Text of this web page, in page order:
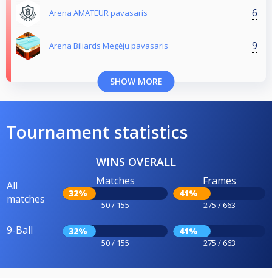
Arena AMATEUR pavasaris 6
Arena Biliards Megėjų pavasaris 9
SHOW MORE
Tournament statistics
WINS OVERALL
All
matches
Matches
32%
50 / 155
Frames
41%
275 / 663
9-Ball 32%
50 / 155
41%
275 / 663